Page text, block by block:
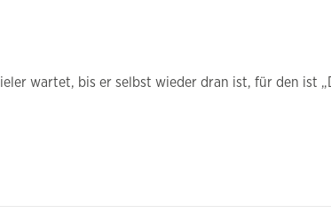
wartet, bis er selbst wieder dran ist, für den ist